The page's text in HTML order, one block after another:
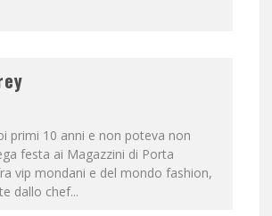
primi 10 anni e non poteva non
festa ai Magazzini di Porta
vip mondani e del mondo fashion,
dallo chef...